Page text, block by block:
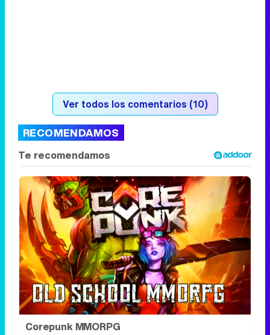
Ver todos los comentarios (10)
RECOMENDAMOS
Corepunk MMORPG